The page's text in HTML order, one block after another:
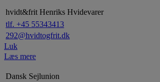
hvidt&frit Henriks Hvidevarer
tlf. +45 55343413
292@hvidtogfrit.dk
Luk
Læs mere
Dansk Sejlunion